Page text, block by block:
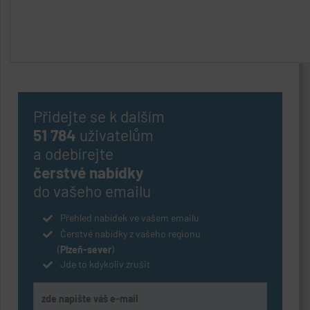
Přidejte se k dalším
51 784 uživatelům
a odebírejte
čerstvé nabídky
do vašeho emailu
Přehled nabídek ve vašem emailu
Čerstvé nabídky z vašeho regionu
(Plzeň-sever)
Jde to kdykoliv zrušit